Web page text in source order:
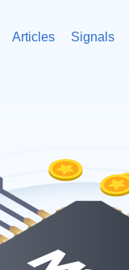
Signals
Articles